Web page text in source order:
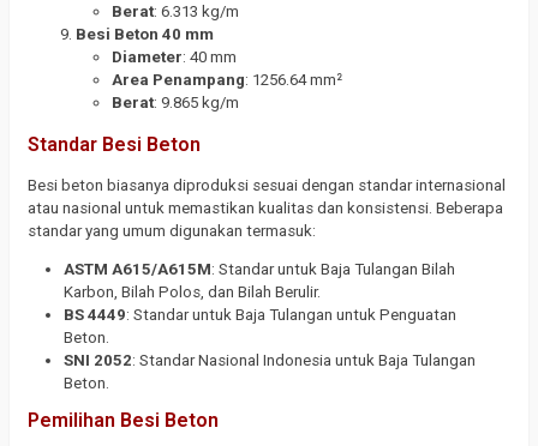
Berat: 6.313 kg/m
Besi Beton 40 mm
Diameter: 40 mm
Area Penampang: 1256.64 mm²
Berat: 9.865 kg/m
Standar Besi Beton
Besi beton biasanya diproduksi sesuai dengan standar internasional
atau nasional untuk memastikan kualitas dan konsistensi. Beberapa
standar yang umum digunakan termasuk:
ASTM A615/A615M: Standar untuk Baja Tulangan Bilah
Karbon, Bilah Polos, dan Bilah Berulir.
BS 4449: Standar untuk Baja Tulangan untuk Penguatan
Beton.
SNI 2052: Standar Nasional Indonesia untuk Baja Tulangan
Beton.
Pemilihan Besi Beton